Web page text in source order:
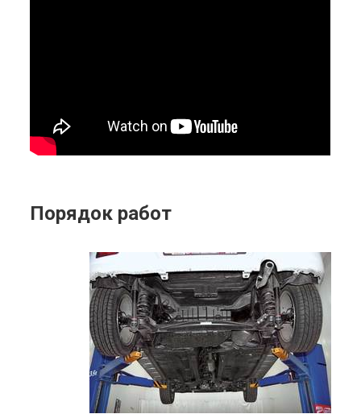
Порядок работ